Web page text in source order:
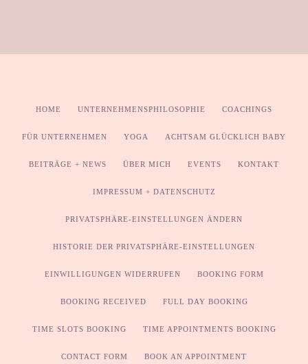
HOME UNTERNEHMENSPHILOSOPHIE COACHINGS
FÜR UNTERNEHMEN YOGA ACHTSAM GLÜCKLICH BABY
BEITRÄGE + NEWS ÜBER MICH EVENTS KONTAKT
IMPRESSUM + DATENSCHUTZ
PRIVATSPHÄRE-EINSTELLUNGEN ÄNDERN
HISTORIE DER PRIVATSPHÄRE-EINSTELLUNGEN
EINWILLIGUNGEN WIDERRUFEN BOOKING FORM
BOOKING RECEIVED FULL DAY BOOKING
TIME SLOTS BOOKING TIME APPOINTMENTS BOOKING
CONTACT FORM BOOK AN APPOINTMENT